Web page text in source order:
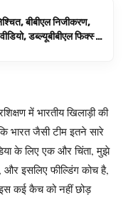
बीबीएल निजीकरण,
डब्ल्यूबीबीएल फिक्स्चर
में भारतीय खिलाड़ी की
भारत जैसी टीम इतने सारे
के लिए एक और चिंता, मुझे
इसलिए फील्डिंग कोच है,
कई कैच को नहीं छोड़